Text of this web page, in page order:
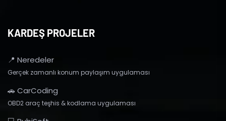
KARDEŞ PROJELER
📍 Neredeler
Gerçek zamanlı konum paylaşım uygulaması
🚗 CarCoding
OBD2 araç teşhis & kodlama uygulaması